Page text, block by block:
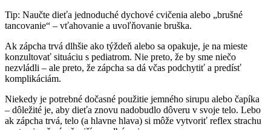
Tip: Naučte dieťa jednoduché dychové cvičenia alebo „brušné
tancovanie“ – vťahovanie a uvoľňovanie bruška.
Ak zápcha trvá dlhšie ako týždeň alebo sa opakuje, je na mieste
konzultovať situáciu s pediatrom. Nie preto, že by sme niečo
nezvládli – ale preto, že zápcha sa dá včas podchytiť a predísť
komplikáciám.
Niekedy je potrebné dočasné použitie jemného sirupu alebo čapíka
– dôležité je, aby dieťa znovu nadobudlo dôveru v svoje telo. Lebo
ak zápcha trvá, telo (a hlavne hlava) si môže vytvoriť reflex strachu